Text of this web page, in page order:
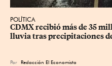
POLÍTICA
CDMX recibió más de 35
lluvia tras precipitaciones
Por Redacción El Economista